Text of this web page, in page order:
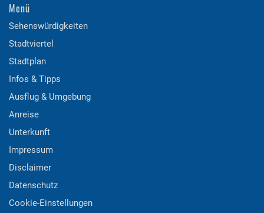
Menü
Sehenswürdigkeiten
Stadtviertel
Stadtplan
Infos & Tipps
Ausflug & Umgebung
Anreise
Unterkunft
Impressum
Disclaimer
Datenschutz
Cookie-Einstellungen